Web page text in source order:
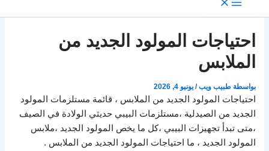
احتياجات المولود الجديد من
الملابس
بواسطة طبيب ويب/يونيو 4, 2026
احتياجات المولود الجديد من الملابس ، قائمة مستلزمات المولود
الجديد من الصيدلية ،مستلزمات البيبي حديثي الولادة في الصيف
،متى تبدأ تجهيزات البيبي ،كل ما يخص المولود الجديد ،ملابس
المولود الجديد ، ما احتياجات المولود الجديد من الملابس .